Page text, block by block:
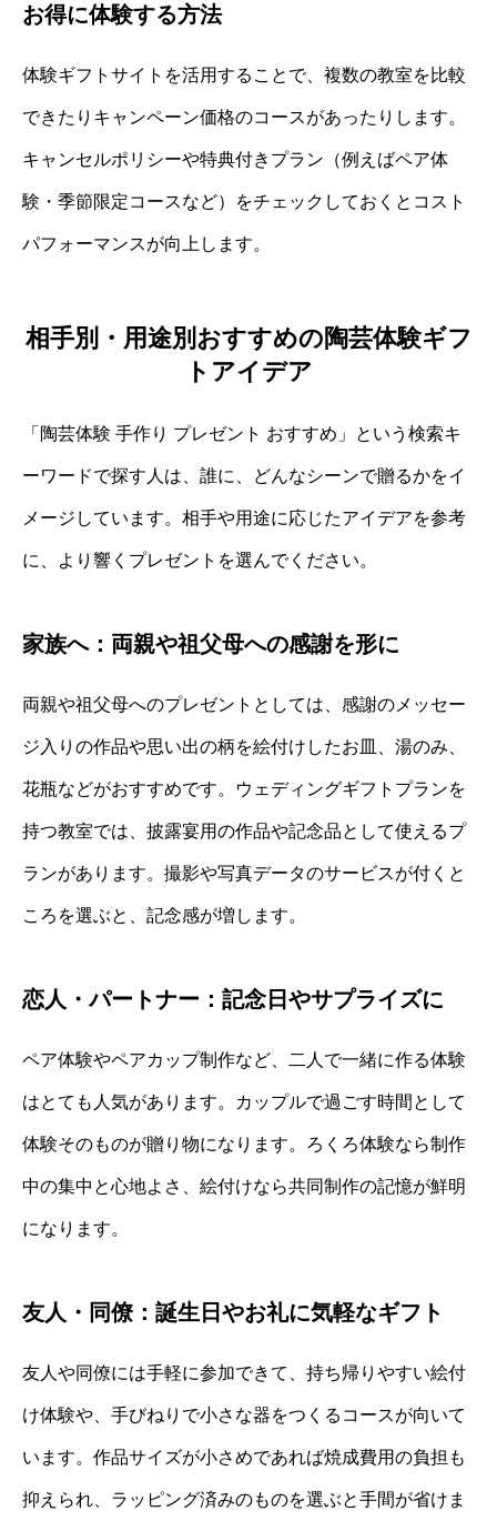
お得に体験する方法
体験ギフトサイトを活用することで、複数の教室を比較
できたりキャンペーン価格のコースがあったりします。
キャンセルポリシーや特典付きプラン（例えばペア体
験・季節限定コースなど）をチェックしておくとコスト
パフォーマンスが向上します。
相手別・用途別おすすめの陶芸体験ギフ
トアイデア
「陶芸体験 手作り プレゼント おすすめ」という検索キ
ーワードで探す人は、誰に、どんなシーンで贈るかをイ
メージしています。相手や用途に応じたアイデアを参考
に、より響くプレゼントを選んでください。
家族へ：両親や祖父母への感謝を形に
両親や祖父母へのプレゼントとしては、感謝のメッセー
ジ入りの作品や思い出の柄を絵付けしたお皿、湯のみ、
花瓶などがおすすめです。ウェディングギフトプランを
持つ教室では、披露宴用の作品や記念品として使えるプ
ランがあります。撮影や写真データのサービスが付くと
ころを選ぶと、記念感が増します。
恋人・パートナー：記念日やサプライズに
ペア体験やペアカップ制作など、二人で一緒に作る体験
はとても人気があります。カップルで過ごす時間として
体験そのものが贈り物になります。ろくろ体験なら制作
中の集中と心地よさ、絵付けなら共同制作の記憶が鮮明
になります。
友人・同僚：誕生日やお礼に気軽なギフト
友人や同僚には手軽に参加できて、持ち帰りやすい絵付
け体験や、手びねりで小さな器をつくるコースが向いて
います。作品サイズが小さめであれば焼成費用の負担も
抑えられ、ラッピング済みのものを選ぶと手間が省けま